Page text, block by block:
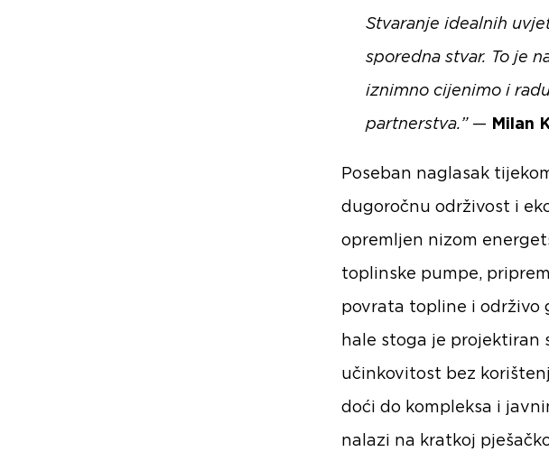
Stvaranje idealnih
sporedna stvar. To je
iznimno cijenimo i
partnerstva.”— Milan
Poseban naglasak
dugoročnu održivost i
opremljen nizom
toplinske pumpe,
povrata topline i održivo
hale stoga je projektiran
učinkovitost bez
doći do kompleksa i
nalazi na kratkoj